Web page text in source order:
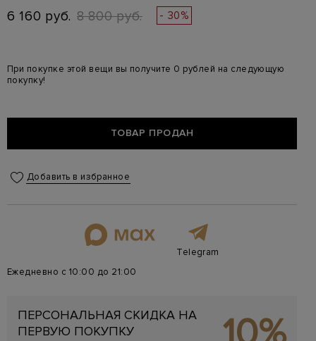
6 160 руб. 8 800 руб. - 30%
При покупке этой вещи вы получите 0 рублей на следующую
покупку!
ТОВАР ПРОДАН
Добавить в избранное
Telegram
Ежедневно с 10:00 до 21:00
ПЕРСОНАЛЬНАЯ СКИДКА НА
ПЕРВУЮ ПОКУПКУ